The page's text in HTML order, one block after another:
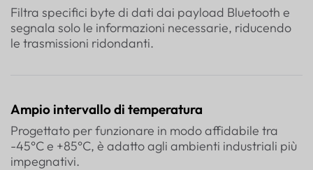
Filtra specifici byte di dati dai payload Bluetooth e
segnala solo le informazioni necessarie, riducendo
le trasmissioni ridondanti.
Ampio intervallo di temperatura
Progettato per funzionare in modo affidabile tra
-45°C e +85°C, è adatto agli ambienti industriali più
impegnativi.